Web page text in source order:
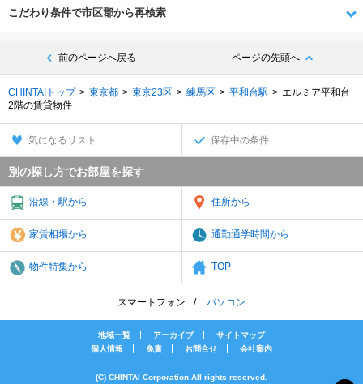
こだわり条件で市区郡から再検索
前のページへ戻る ページの先頭へ
CHINTAIトップ 東京都 東京23区 練馬区 平和台駅
エルミア平和台
2階の賃貸物件
気になるリスト 保存中の条件
別の探し方でお部屋を探す
沿線・駅から 住所から
家賃相場から 通勤通学時間から
物件特集から TOP
スマートフォン パソコン
地域一覧 アーカイブ
サイトマップ
個人情報
免責 お問合せ 会社案内
(C) CHINTAI Corporation All rights reserved.